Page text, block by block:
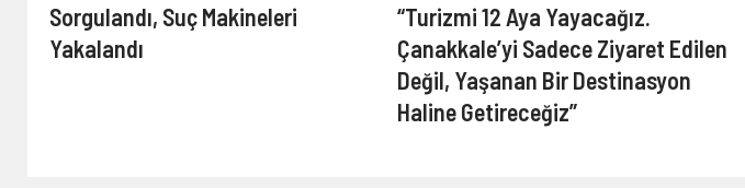
Sorgulandı, Suç Makineleri
Yakalandı
“Turizmi 12 Aya Yayacağız.
Çanakkale’yi Sadece Ziyaret Edilen
Değil, Yaşanan Bir Destinasyon
Haline Getireceğiz”